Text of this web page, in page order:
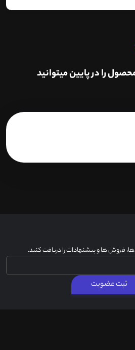
را در پایین میتوانید
فروش ها و پیشنهادات را دریافت کنید.
ثبت عضویت